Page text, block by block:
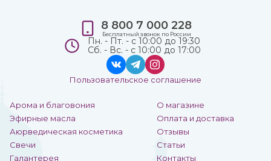
Арома и благовония
Эфирные масла
Аюрведическая косметика
Свечи
Галантерея
О магазине
Оплата и доставка
Отзывы
Статьи
Контакты
8 800 7 000 228
Бесплатный звонок по России
Пн. - Пт. - с 10:00 до 19:30
Сб. - Вс. - с 10:00 до 17:00
Пользовательское соглашение